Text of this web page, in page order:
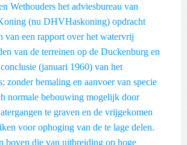
Wethouders het adviesbureau van
(nu DHVHaskoning) opdracht
van een rapport over het watervrij
van de terreinen op de Duckenburg en
(januari 1960) van het
zonder bemaling en aanvoer van specie
normale bebouwing mogelijk door
te graven en de vrijgekomen
voor ophoging van de te lage delen.
boven die van uitbreiding op hoge